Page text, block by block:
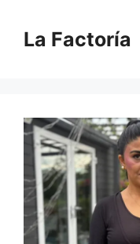
contenido
La Factoría